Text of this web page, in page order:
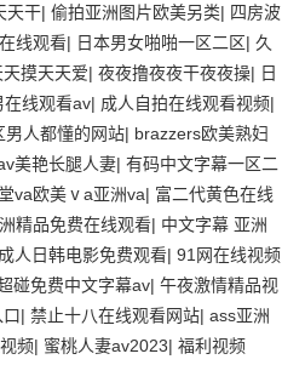
天干| 偷拍亚洲图片欧美另类| 四房波
线观看| 日本男女啪啪一区二区| 久
摸天天爱| 夜夜撸夜夜干夜夜操| 日
在线观看av| 成人自拍在线观看视频|
男人都懂的网站| brazzers欧美熟妇
美艳长腿人妻| 有码中文字幕一区二
va欧美ⅴa亚洲va| 富二代黄色在线
精品免费在线观看| 中文字幕 亚洲
成人日韩电影免费观看| 91网在线视频
碰免费中文字幕av| 午夜激情精品视
| 禁止十八在线观看网站| ass亚洲
频| 蜜桃人妻av2023| 福利视频